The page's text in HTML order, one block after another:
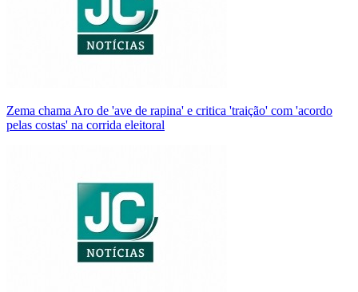
Zema chama Aro de 'ave de rapina' e critica 'traição' com 'acordo
pelas costas' na corrida eleitoral